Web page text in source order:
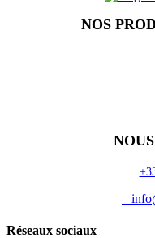
NOS
Réseaux sociaux